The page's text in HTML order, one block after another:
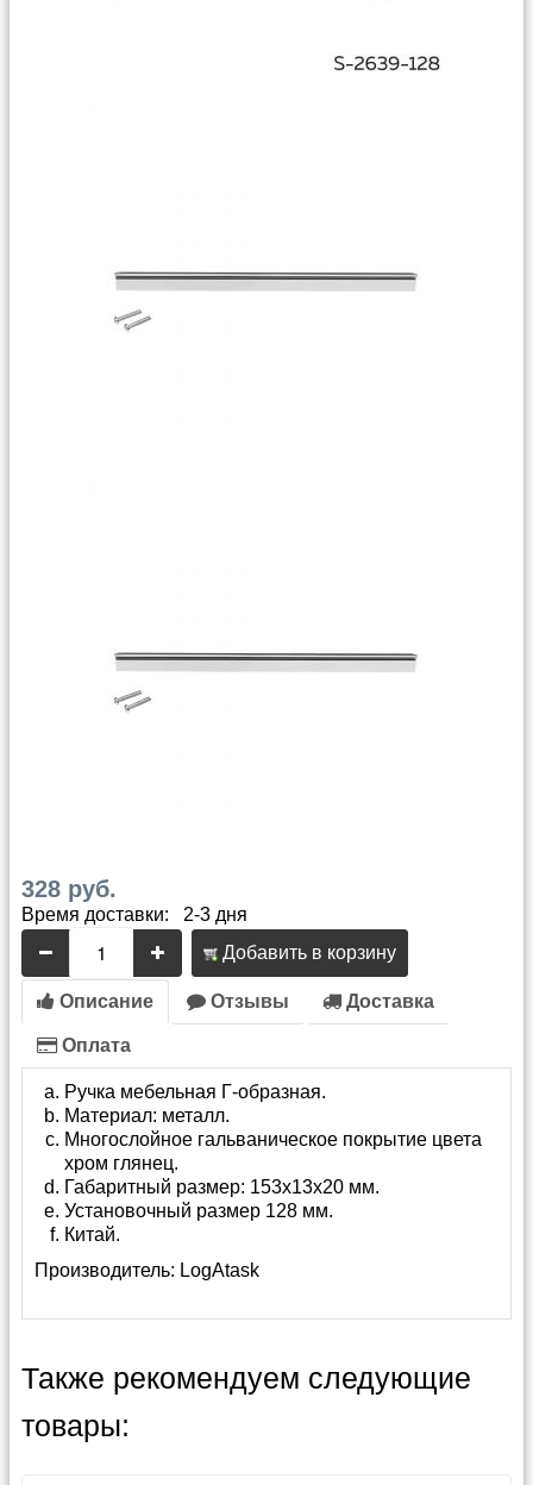
328 руб.
Время доставки: 2-3 дня
Добавить в корзину
Описание Отзывы Доставка
Оплата
Ручка мебельная Г-образная.
Материал: металл.
Многослойное гальваническое покрытие цвета
хром глянец.
Габаритный размер: 153х13х20 мм.
Установочный размер 128 мм.
Китай.
Производитель: LogAtask
Также рекомендуем следующие
товары: